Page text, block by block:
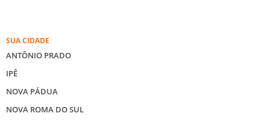
SUA CIDADE
ANTÔNIO PRADO
IPÊ
NOVA PÁDUA
NOVA ROMA DO SUL